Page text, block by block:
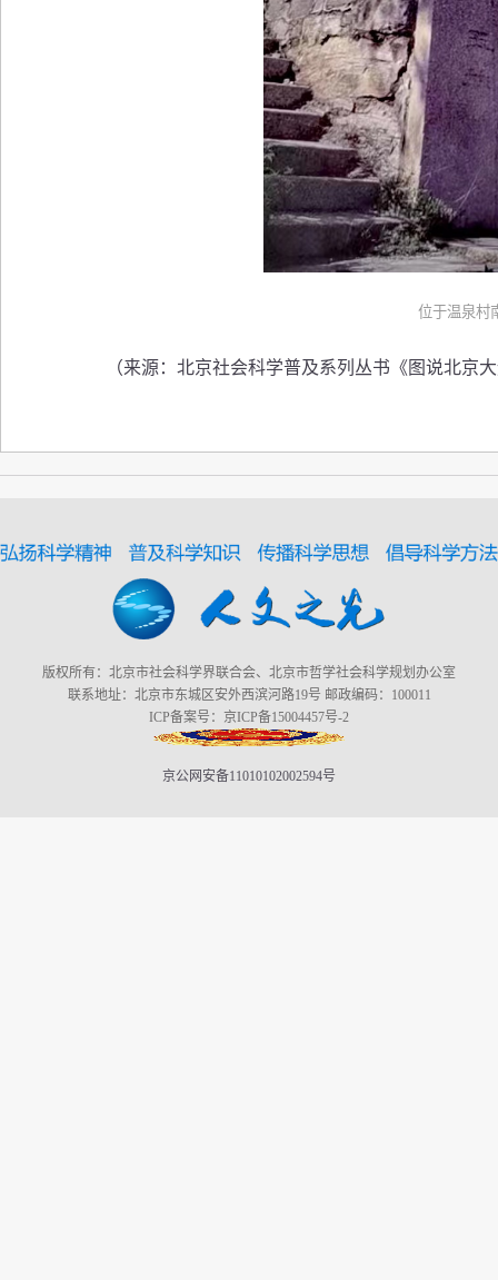
位于温泉村
（来源：北京社会科学普及系列丛书《图说北京
版权所有：北京市社会科学界联合会、北京市哲学社会科学规划办公室
联系地址：北京市东城区安外西滨河路19号 邮政编码：100011
ICP备案号：京ICP备15004457号-2
京公网安备11010102002594号